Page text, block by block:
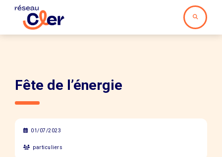
Fête de l’énergie
01/07/2023
particuliers